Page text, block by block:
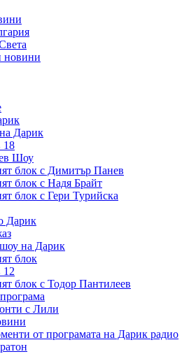
новини
Дарик
18
Шоу
блок с Димитър Панев
блок с Надя Брайт
блок с Гери Турийска
Дарик
на Дарик
блок
12
блок с Тодор Пантилеев
с Лили
от програмата на Дарик радио